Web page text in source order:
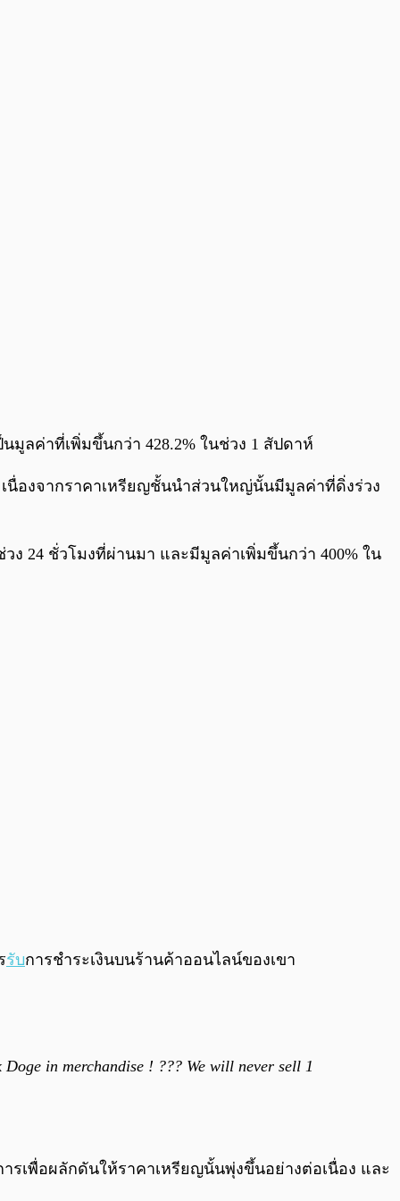
0:00 /0:00
มูลค่าที่เพิ่มขึ้นกว่า 428.2% ในช่วง 1 สัปดาห์
นื่องจากราคาเหรียญชั้นนำส่วนใหญ่นั้นมีมูลค่าที่ดิ่งร่วง
ง 24 ชั่วโมงที่ผ่านมา และมีมูลค่าเพิ่มขึ้นกว่า 400% ใน
รับการชำระเงินบนร้านค้าออนไลน์ของเขา
in merchandise ! ??? We will never sell 1
รเพื่อผลักดันให้ราคาเหรียญนั้นพุ่งขึ้นอย่างต่อเนื่อง และ